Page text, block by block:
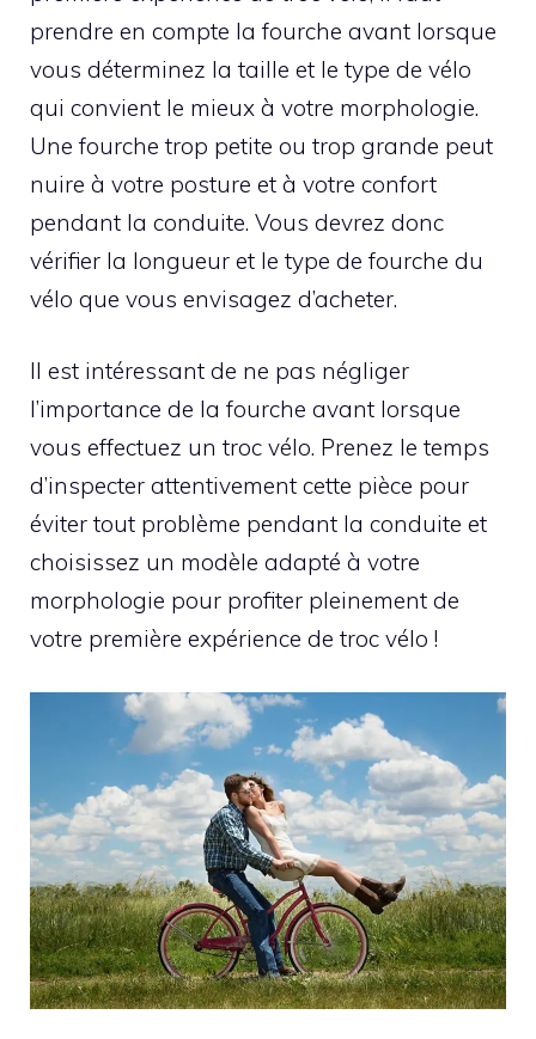
prendre en compte la fourche avant lorsque
vous déterminez la taille et le type de vélo
qui convient le mieux à votre morphologie.
Une fourche trop petite ou trop grande peut
nuire à votre posture et à votre confort
pendant la conduite. Vous devrez donc
vérifier la longueur et le type de fourche du
vélo que vous envisagez d’acheter.
Il est intéressant de ne pas négliger
l’importance de la fourche avant lorsque
vous effectuez un troc vélo. Prenez le temps
d’inspecter attentivement cette pièce pour
éviter tout problème pendant la conduite et
choisissez un modèle adapté à votre
morphologie pour profiter pleinement de
votre première expérience de troc vélo !